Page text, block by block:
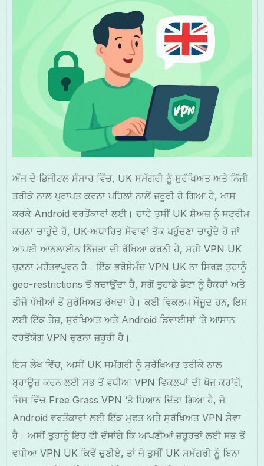
ਪੰਜਾਬੀ
ਅੱਜ ਦੇ ਡਿਜੀਟਲ ਸੰਸਾਰ ਵਿੱਚ, UK ਸਮੱਗਰੀ ਨੂੰ ਸੁਰੱਖਿਅਤ ਅਤੇ ਨਿੱਜੀ
ਤਰੀਕੇ ਨਾਲ ਪ੍ਰਾਪਤ ਕਰਨਾ ਪਹਿਲਾਂ ਨਾਲੋਂ ਜ਼ਰੂਰੀ ਹੋ ਗਿਆ ਹੈ, ਖਾਸ
ਕਰਕੇ Android ਵਰਤੋਂਕਾਰਾਂ ਲਈ। ਚਾਹੇ ਤੁਸੀਂ UK ਸ਼ੋਅਜ਼ ਨੂੰ ਸਟ੍ਰੀਮ
ਕਰਨਾ ਚਾਹੁੰਦੇ ਹੋ, UK-ਅਧਾਰਿਤ ਸੇਵਾਵਾਂ ਤੱਕ ਪਹੁੰਚਣਾ ਚਾਹੁੰਦੇ ਹੋ ਜਾਂ
ਆਪਣੀ ਆਨਲਾਈਨ ਨਿੱਜਤਾ ਦੀ ਰੱਖਿਆ ਕਰਨੀ ਹੈ, ਸਹੀ VPN UK
ਚੁਣਨਾ ਮਹੱਤਵਪੂਰਨ ਹੈ। ਇੱਕ ਭਰੋਸੇਮੰਦ VPN UK ਨਾ ਸਿਰਫ਼ ਤੁਹਾਨੂੰ
geo-restrictions ਤੋਂ ਬਚਾਉਂਦਾ ਹੈ, ਸਗੋਂ ਤੁਹਾਡੇ ਡੇਟਾ ਨੂੰ ਹੈਕਰਾਂ ਅਤੇ
ਤੀਜੇ ਪੱਖੀਆਂ ਤੋਂ ਸੁਰੱਖਿਅਤ ਰੱਖਦਾ ਹੈ। ਕਈ ਵਿਕਲਪ ਮੌਜੂਦ ਹਨ, ਇਸ
ਲਈ ਇੱਕ ਤੇਜ਼, ਸੁਰੱਖਿਅਤ ਅਤੇ Android ਡਿਵਾਈਸਾਂ ‘ਤੇ ਆਸਾਨ
ਵਰਤੋਂਯੋਗ VPN ਚੁਣਨਾ ਜ਼ਰੂਰੀ ਹੈ।
ਇਸ ਲੇਖ ਵਿੱਚ, ਅਸੀਂ UK ਸਮੱਗਰੀ ਨੂੰ ਸੁਰੱਖਿਅਤ ਤਰੀਕੇ ਨਾਲ
ਬ੍ਰਾਊਜ਼ ਕਰਨ ਲਈ ਸਭ ਤੋਂ ਵਧੀਆ VPN ਵਿਕਲਪਾਂ ਦੀ ਖੋਜ ਕਰਾਂਗੇ,
ਜਿਸ ਵਿੱਚ Free Grass VPN ‘ਤੇ ਧਿਆਨ ਦਿੱਤਾ ਗਿਆ ਹੈ, ਜੋ
Android ਵਰਤੋਂਕਾਰਾਂ ਲਈ ਇੱਕ ਮੁਫਤ ਅਤੇ ਸੁਰੱਖਿਅਤ VPN ਸੇਵਾ
ਹੈ। ਅਸੀਂ ਤੁਹਾਨੂੰ ਇਹ ਵੀ ਦੱਸਾਂਗੇ ਕਿ ਆਪਣੀਆਂ ਜ਼ਰੂਰਤਾਂ ਲਈ ਸਭ ਤੋਂ
ਵਧੀਆ VPN UK ਕਿਵੇਂ ਚੁਣੀਏ, ਤਾਂ ਜੋ ਤੁਸੀਂ UK ਸਮੱਗਰੀ ਨੂੰ ਬਿਨਾ